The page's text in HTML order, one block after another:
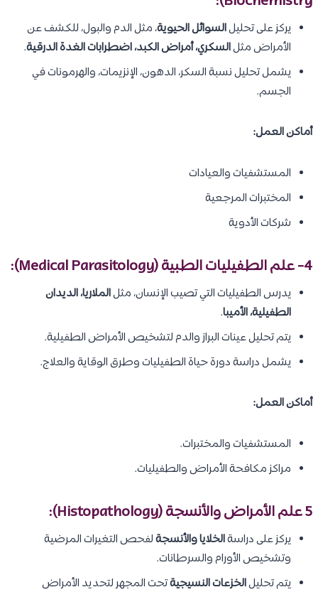
يركز على تحليلالسوائل الحيوية، مثل الدم والبول، للكشف عن
الأمراض مثلالسكري، أمراض الكبد، اضطرابات الغدة الدرقية.
يشمل تحليل نسبة السكر، الدهون، الإنزيمات، والهرمونات في
الجسم.
أماكن العمل:
المستشفيات والعيادات
المختبرات المرجعية
شركات الأدوية
4- علم الطفيليات الطبية (Medical Parasitology):
يدرس الطفيليات التي تصيب الإنسان، مثلالملاريا، الديدان
الطفيلية، الأميبا.
يتم تحليل عينات البراز والدم لتشخيص الأمراض الطفيلية.
يشمل دراسة دورة حياة الطفيليات وطرق الوقاية والعلاج.
أماكن العمل:
المستشفيات والمختبرات.
مراكز مكافحة الأمراض والطفيليات.
5 علم الأمراض والأنسجة (Histopathology):
يركز على دراسةالخلايا والأنسجةلفحص التغيرات المرضية
وتشخيص الأورام والسرطانات.
يتم تحليلالخزعات النسيجيةتحت المجهر لتحديد الأمراض